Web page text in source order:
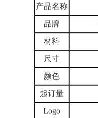
产品名称
品牌
材料
尺寸
颜色
起订量
Logo